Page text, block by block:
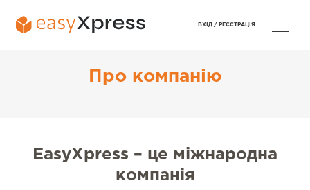
Про компанію
EasyXpress – це міжнародна
компанія
ВХІД / РЕЄСТРАЦІЯ